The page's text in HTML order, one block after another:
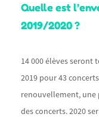
Quelle est
2019/2020 ?
14 000 élèves seront
2019 pour 43
renouvellement, une
des concerts. 2020